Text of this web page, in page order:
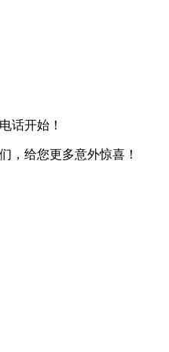
话开始！
，给您更多意外惊喜！